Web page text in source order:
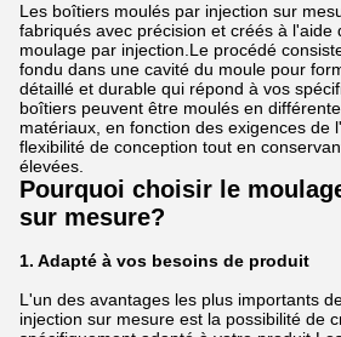
Les boîtiers moulés par injection sur
fabriqués avec précision et créés à l'aide
moulage par injection.Le procédé
fondu dans une cavité du moule pour
détaillé et durable qui répond à vos
boîtiers peuvent être moulés en
matériaux, en fonction des exigences de
flexibilité de conception tout en
élevées.
Pourquoi choisir le
sur mesure?
1. Adapté à vos besoins de produit
L'un des avantages les plus importants
injection sur mesure est la possibilité de